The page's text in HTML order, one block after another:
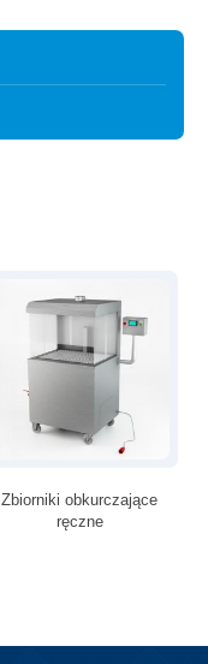
Zbiorniki obkurczające
ręczne